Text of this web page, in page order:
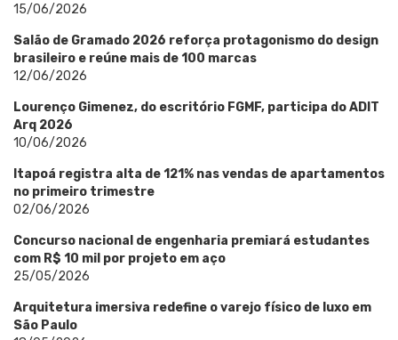
15/06/2026
Salão de Gramado 2026 reforça protagonismo do design
brasileiro e reúne mais de 100 marcas
12/06/2026
Lourenço Gimenez, do escritório FGMF, participa do ADIT
Arq 2026
10/06/2026
Itapoá registra alta de 121% nas vendas de apartamentos
no primeiro trimestre
02/06/2026
Concurso nacional de engenharia premiará estudantes
com R$ 10 mil por projeto em aço
25/05/2026
Arquitetura imersiva redefine o varejo físico de luxo em
São Paulo